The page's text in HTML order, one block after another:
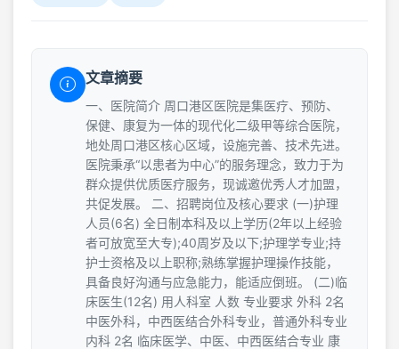
文章摘要
一、医院简介 周口港区医院是集医疗、预防、
保健、康复为一体的现代化二级甲等综合医院，
地处周口港区核心区域，设施完善、技术先进。
医院秉承“以患者为中心”的服务理念，致力于为
群众提供优质医疗服务，现诚邀优秀人才加盟，
共促发展。 二、招聘岗位及核心要求 (一)护理
人员(6名) 全日制本科及以上学历(2年以上经验
者可放宽至大专);40周岁及以下;护理学专业;持
护士资格及以上职称;熟练掌握护理操作技能，
具备良好沟通与应急能力，能适应倒班。 (二)临
床医生(12名) 用人科室 人数 专业要求 外科 2名
中医外科，中西医结合外科专业，普通外科专业
内科 2名 临床医学、中医、中西医结合专业 康